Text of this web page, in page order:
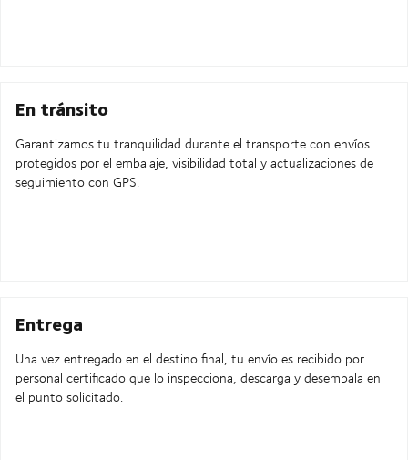
En tránsito
Garantizamos tu tranquilidad durante el transporte con envíos
protegidos por el embalaje, visibilidad total y actualizaciones de
seguimiento con GPS.
Entrega
Una vez entregado en el destino final, tu envío es recibido por
personal certificado que lo inspecciona, descarga y desembala en
el punto solicitado.